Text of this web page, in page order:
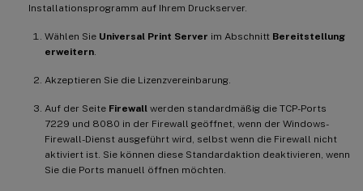
Installationsprogramm auf Ihrem Druckserver.
Wählen Sie Universal Print Server im Abschnitt Bereitstellung
erweitern
Akzeptieren Sie die Lizenzvereinbarung.
Auf der Seite Firewall werden standardmäßig die TCP-Ports
7229 und 8080 in der Firewall geöffnet, wenn der Windows-
Firewall-Dienst ausgeführt wird, selbst wenn die Firewall nicht
aktiviert ist. Sie können diese Standardaktion deaktivieren, wenn
Sie die Ports manuell öffnen möchten.